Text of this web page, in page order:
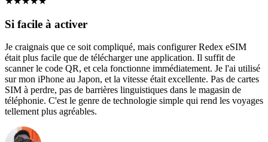
Si facile à activer
Je craignais que ce soit compliqué, mais configurer Redex eSIM
était plus facile que de télécharger une application. Il suffit de
scanner le code QR, et cela fonctionne immédiatement. Je l'ai utilisé
sur mon iPhone au Japon, et la vitesse était excellente. Pas de cartes
SIM à perdre, pas de barrières linguistiques dans le magasin de
téléphonie. C'est le genre de technologie simple qui rend les voyages
tellement plus agréables.